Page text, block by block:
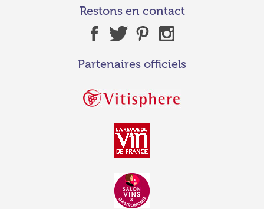
Restons en contact
Partenaires officiels